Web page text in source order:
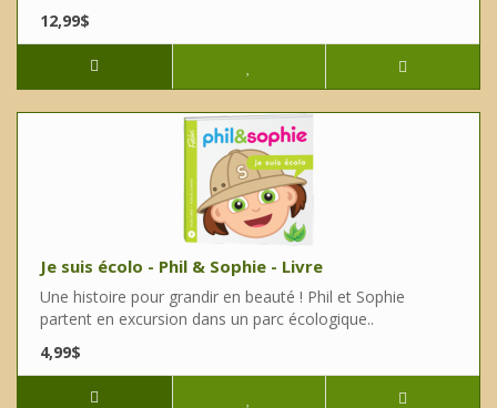
12,99$
Je suis écolo - Phil & Sophie - Livre
Une histoire pour grandir en beauté ! Phil et Sophie
partent en excursion dans un parc écologique..
4,99$